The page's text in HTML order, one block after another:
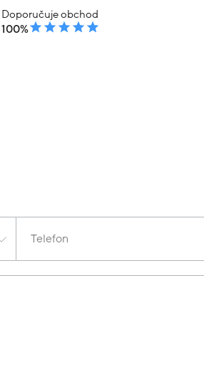
Doporučuje obchod
100%
Telefon